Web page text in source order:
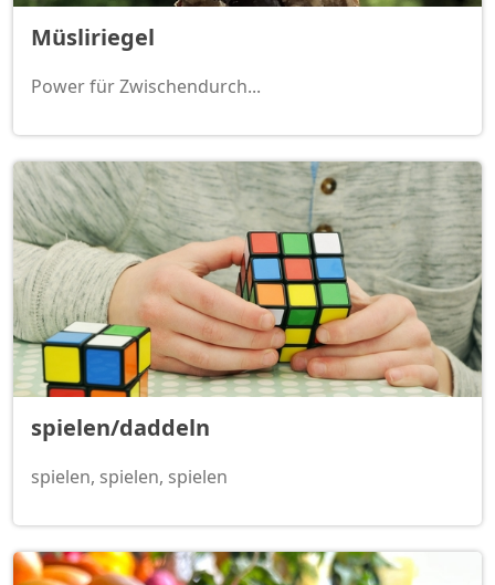
Müsliriegel
Power für Zwischendurch...
spielen/daddeln
spielen, spielen, spielen